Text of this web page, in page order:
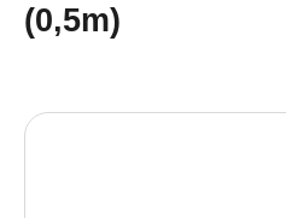
(0,5m)
Bildergalerie überspringen